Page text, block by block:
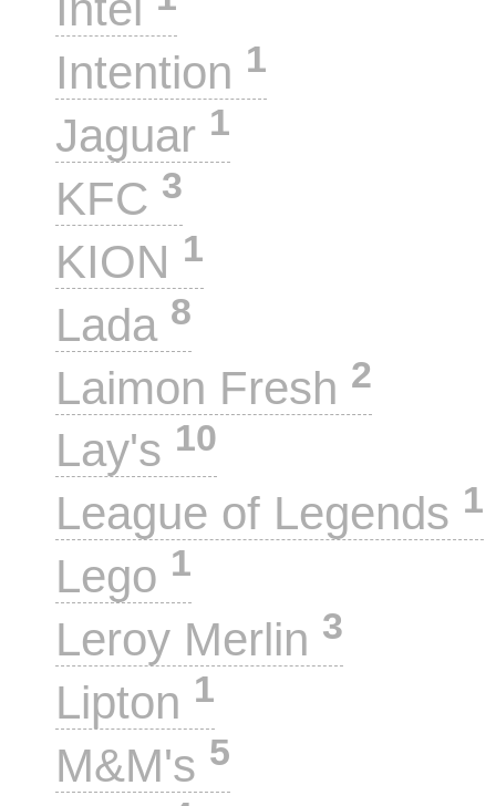
Intention 1
Jaguar 1
KFC 3
KION 1
Lada 8
Laimon Fresh 2
Lay's 10
League of Legends 1
Lego 1
Leroy Merlin 3
Lipton 1
M&M's 5